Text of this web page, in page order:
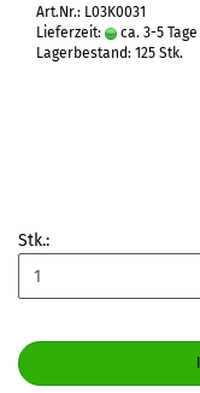
Art.Nr.: L03K0031
Lieferzeit:
ca. 3-5 Tage
Lagerbestand: 125 Stk.
Stk.: